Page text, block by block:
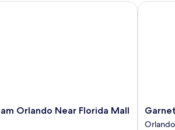
Orlando Near Florida Mall
Orlando Near Florida Mall
Garnet
Inn
Orlando
Garnet